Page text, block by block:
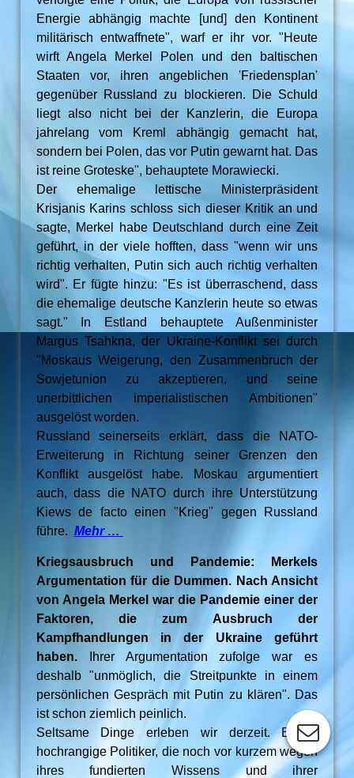
Energie abhängig machte [und] den Kontinent
militärisch entwaffnete", warf er ihr vor. "Heute
wirft Angela Merkel Polen und den baltischen
Staaten vor, ihren angeblichen 'Friedensplan'
gegenüber Russland zu blockieren. Die Schuld
liegt also nicht bei der Kanzlerin, die Europa
jahrelang vom Kreml abhängig gemacht hat,
sondern bei Polen, das vor Putin gewarnt hat. Das
ist reine Groteske", behauptete Morawiecki.
Der ehemalige lettische Ministerpräsident
Krisjanis Karins schloss sich dieser Kritik an und
sagte, Merkel habe Deutschland durch eine Zeit
geführt, in der viele hofften, dass "wenn wir uns
richtig verhalten, Putin sich auch richtig verhalten
wird". Er fügte hinzu: "Es ist überraschend, dass
die ehemalige deutsche Kanzlerin heute so etwas
sagt." In Estland behauptete Außenminister
Margus Tsahkna, der Ukraine-Konflikt sei durch
"Moskaus Weigerung, den Zusammenbruch der
Sowjetunion zu akzeptieren, und seine
unerbittlichen imperialistischen Ambitionen"
ausgelöst worden.
Russland seinerseits erklärt, dass die NATO-
Erweiterung in Richtung seiner Grenzen den
Konflikt ausgelöst habe. Moskau argumentiert
auch, dass die NATO durch ihre Unterstützung
Kiews de facto einen "Krieg" gegen Russland
führe. Mehr …
Kriegsausbruch und Pandemie: Merkels
Argumentation für die Dummen. Nach Ansicht
von Angela Merkel war die Pandemie einer der
Faktoren, die zum Ausbruch der
Kampfhandlungen in der Ukraine geführt
haben.Ihrer Argumentation zufolge war es
deshalb "unmöglich, die Streitpunkte in einem
persönlichen Gespräch mit Putin zu klären". Das
ist schon ziemlich peinlich.
Seltsame Dinge erleben wir derzeit. Einige
hochrangige Politiker, die noch vor kurzem wegen
ihres fundierten Wissens und ihrer